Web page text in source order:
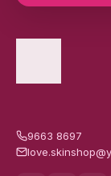
9663 8697